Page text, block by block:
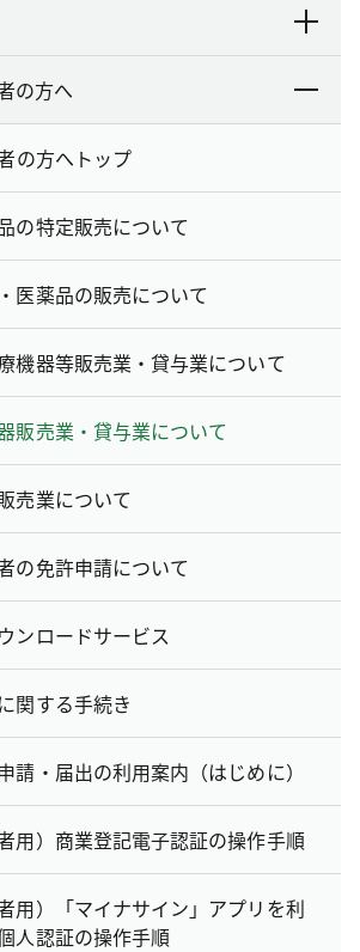
の方へ
の方へトップ
の特定販売について
医薬品の販売について
機器等販売業・貸与業について
販売業・貸与業について
売業について
の免許申請について
ンロードサービス
関する手続き
請・届出の利用案内（はじめに）
者用）商業登記電子認証の操作手順
用）「マイナサイン」アプリを利
人認証の操作手順